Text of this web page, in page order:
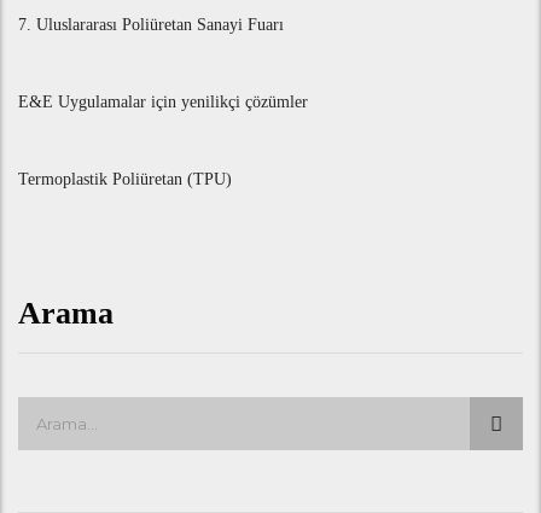
7. Uluslararası Poliüretan Sanayi Fuarı
E&E Uygulamalar için yenilikçi çözümler
Termoplastik Poliüretan (TPU)
Arama